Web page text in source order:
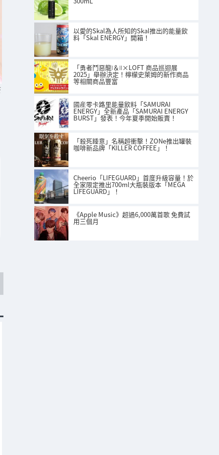
以愛的Skal為人所知的Skal推出的能量飲
料「Skal ENERGY」開箱！
「勇者鬥惡龍Ⅰ＆Ⅱ×LOFT 商品巡迴展
2025」舉辦決定！檸檬史萊姆的新作商品
等相關商品豐富
國産零卡路里能量飲料「SAMURAI
ENERGY」全新產品「SAMURAI ENERGY
BURST」發表！今年夏季開始販賣！
「殺死睡意」名稱超衝擊！ZONe推出罐裝
咖啡新品牌「KILLER COFFEE」！
Cheerio「LIFEGUARD」首度升級容量！於
全家限定推出700ml大瓶裝版本「MEGA
LIFEGUARD」！
《Apple Music》超過6,000萬首歌 免費試
用三個月